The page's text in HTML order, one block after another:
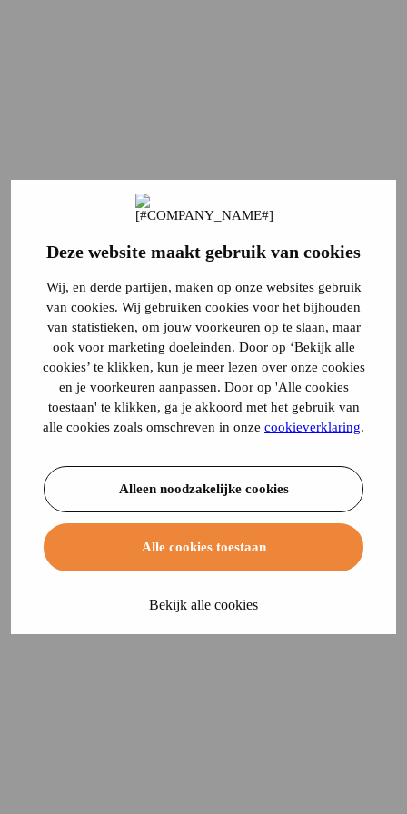
Deze website maakt gebruik van cookies
Wij, en derde partijen, maken op onze websites gebruik
van cookies. Wij gebruiken cookies voor het bijhouden
van statistieken, om jouw voorkeuren op te slaan, maar
ook voor marketing doeleinden. Door op ‘Bekijk alle
cookies’ te klikken, kun je meer lezen over onze cookies
en je voorkeuren aanpassen. Door op 'Alle cookies
toestaan' te klikken, ga je akkoord met het gebruik van
alle cookies zoals omschreven in onze cookieverklaring.
Alleen noodzakelijke cookies
Alle cookies toestaan
Bekijk alle cookies